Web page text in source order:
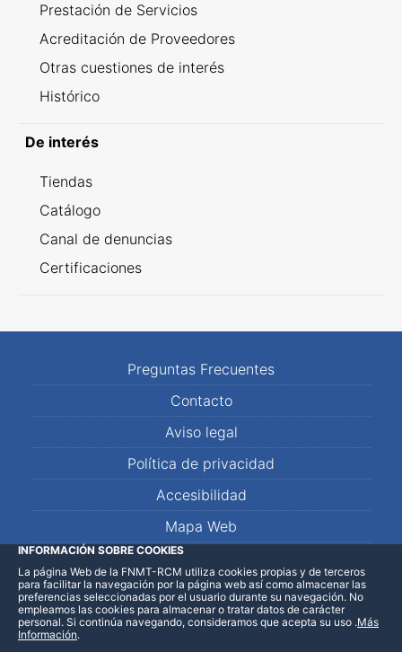
Prestación de Servicios
Acreditación de Proveedores
Otras cuestiones de interés
Histórico
De interés
Tiendas
Catálogo
Canal de denuncias
Certificaciones
Preguntas Frecuentes
Contacto
Aviso legal
Política de privacidad
Accesibilidad
Mapa Web
LinkedInFacebookWhatsApp
INFORMACIÓN SOBRE COOKIES
La página Web de la FNMT-RCM utiliza cookies propias y de terceros
para facilitar la navegación por la página web así como almacenar las
preferencias seleccionadas por el usuario durante su navegación. No
empleamos las cookies para almacenar o tratar datos de carácter
personal. Si continúa navegando, consideramos que acepta su uso .Más
Información.